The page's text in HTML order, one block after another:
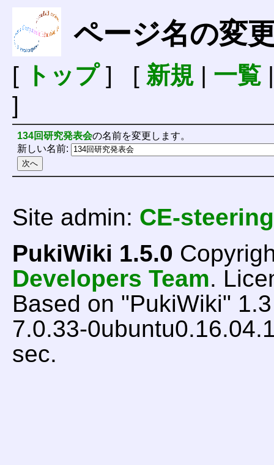
ページ名の変
[ トップ] [ 新規| 一覧
]
134回研究発表会の名前を変更します。
新しい名前:
Site admin: CE-steering
PukiWiki 1.5.0
Developers Team.
Based on "PukiWiki"
7.0.33-
sec.